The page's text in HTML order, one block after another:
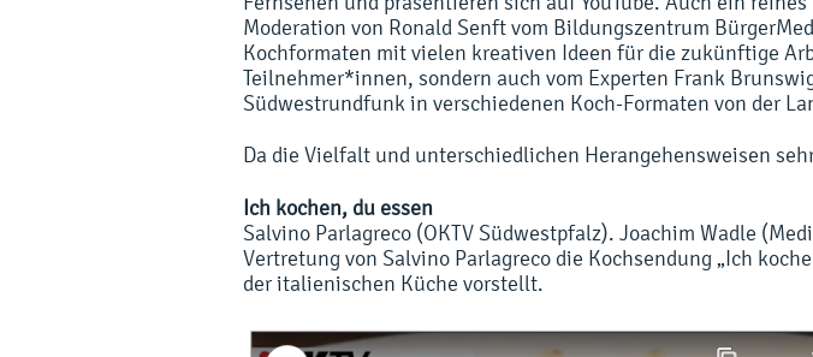
Moderation von Ronald Senft vom Bildungszentrum
Kochformaten mit vielen kreativen Ideen für die zukünftige
Teilnehmer*innen, sondern auch vom Experten Frank
Südwestrundfunk in verschiedenen Koch-Formaten von der
Da die Vielfalt und unterschiedlichen Herangehensweisen
Ich kochen, du essen
Salvino Parlagreco (OKTV Südwestpfalz). Joachim Wadle
Vertretung von Salvino Parlagreco die Kochsendung „Ich
der italienischen Küche vorstellt.